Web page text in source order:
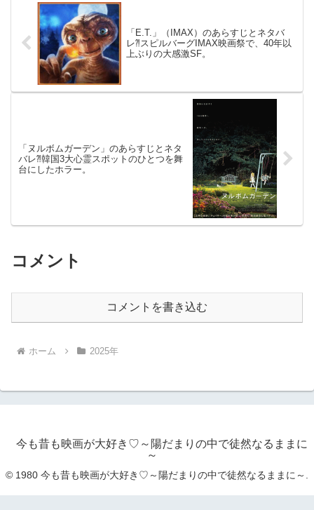
「E.T.」（IMAX）のあらすじとネタバ
レ⁈スピルバーグIMAX映画祭で、40年以
上ぶりの大感激SF。
「ヌルボムガーデン」のあらすじとネタ
バレ⁈韓国3大心霊スポットのひとつを舞
台にしたホラー。
コメント
コメントを書き込む
ホーム 2025年
今も昔も映画が大好き♡～陽だまりの中で徒然なるままに
～
© 1980 今も昔も映画が大好き♡～陽だまりの中で徒然なるままに～.